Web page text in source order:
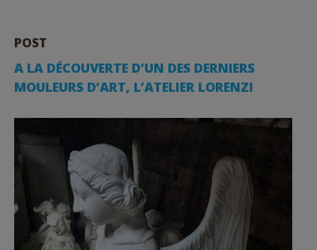
POST
A LA DÉCOUVERTE D’UN DES DERNIERS
MOULEURS D’ART, L’ATELIER LORENZI